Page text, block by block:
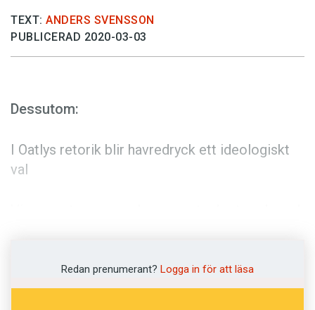
TEXT: ANDERS SVENSSON
PUBLICERAD 2020-03-03
Dessutom:
I Oatlys retorik blir havredryck ett ideologiskt
val
en på nervernaRedan prenumerant? Logga in för att läsa